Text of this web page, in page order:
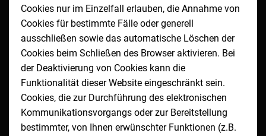
Cookies nur im Einzelfall erlauben, die Annahme von
Cookies für bestimmte Fälle oder generell
ausschließen sowie das automatische Löschen der
Cookies beim Schließen des Browser aktivieren. Bei
der Deaktivierung von Cookies kann die
Funktionalität dieser Website eingeschränkt sein.
Cookies, die zur Durchführung des elektronischen
Kommunikationsvorgangs oder zur Bereitstellung
bestimmter, von Ihnen erwünschter Funktionen (z.B.